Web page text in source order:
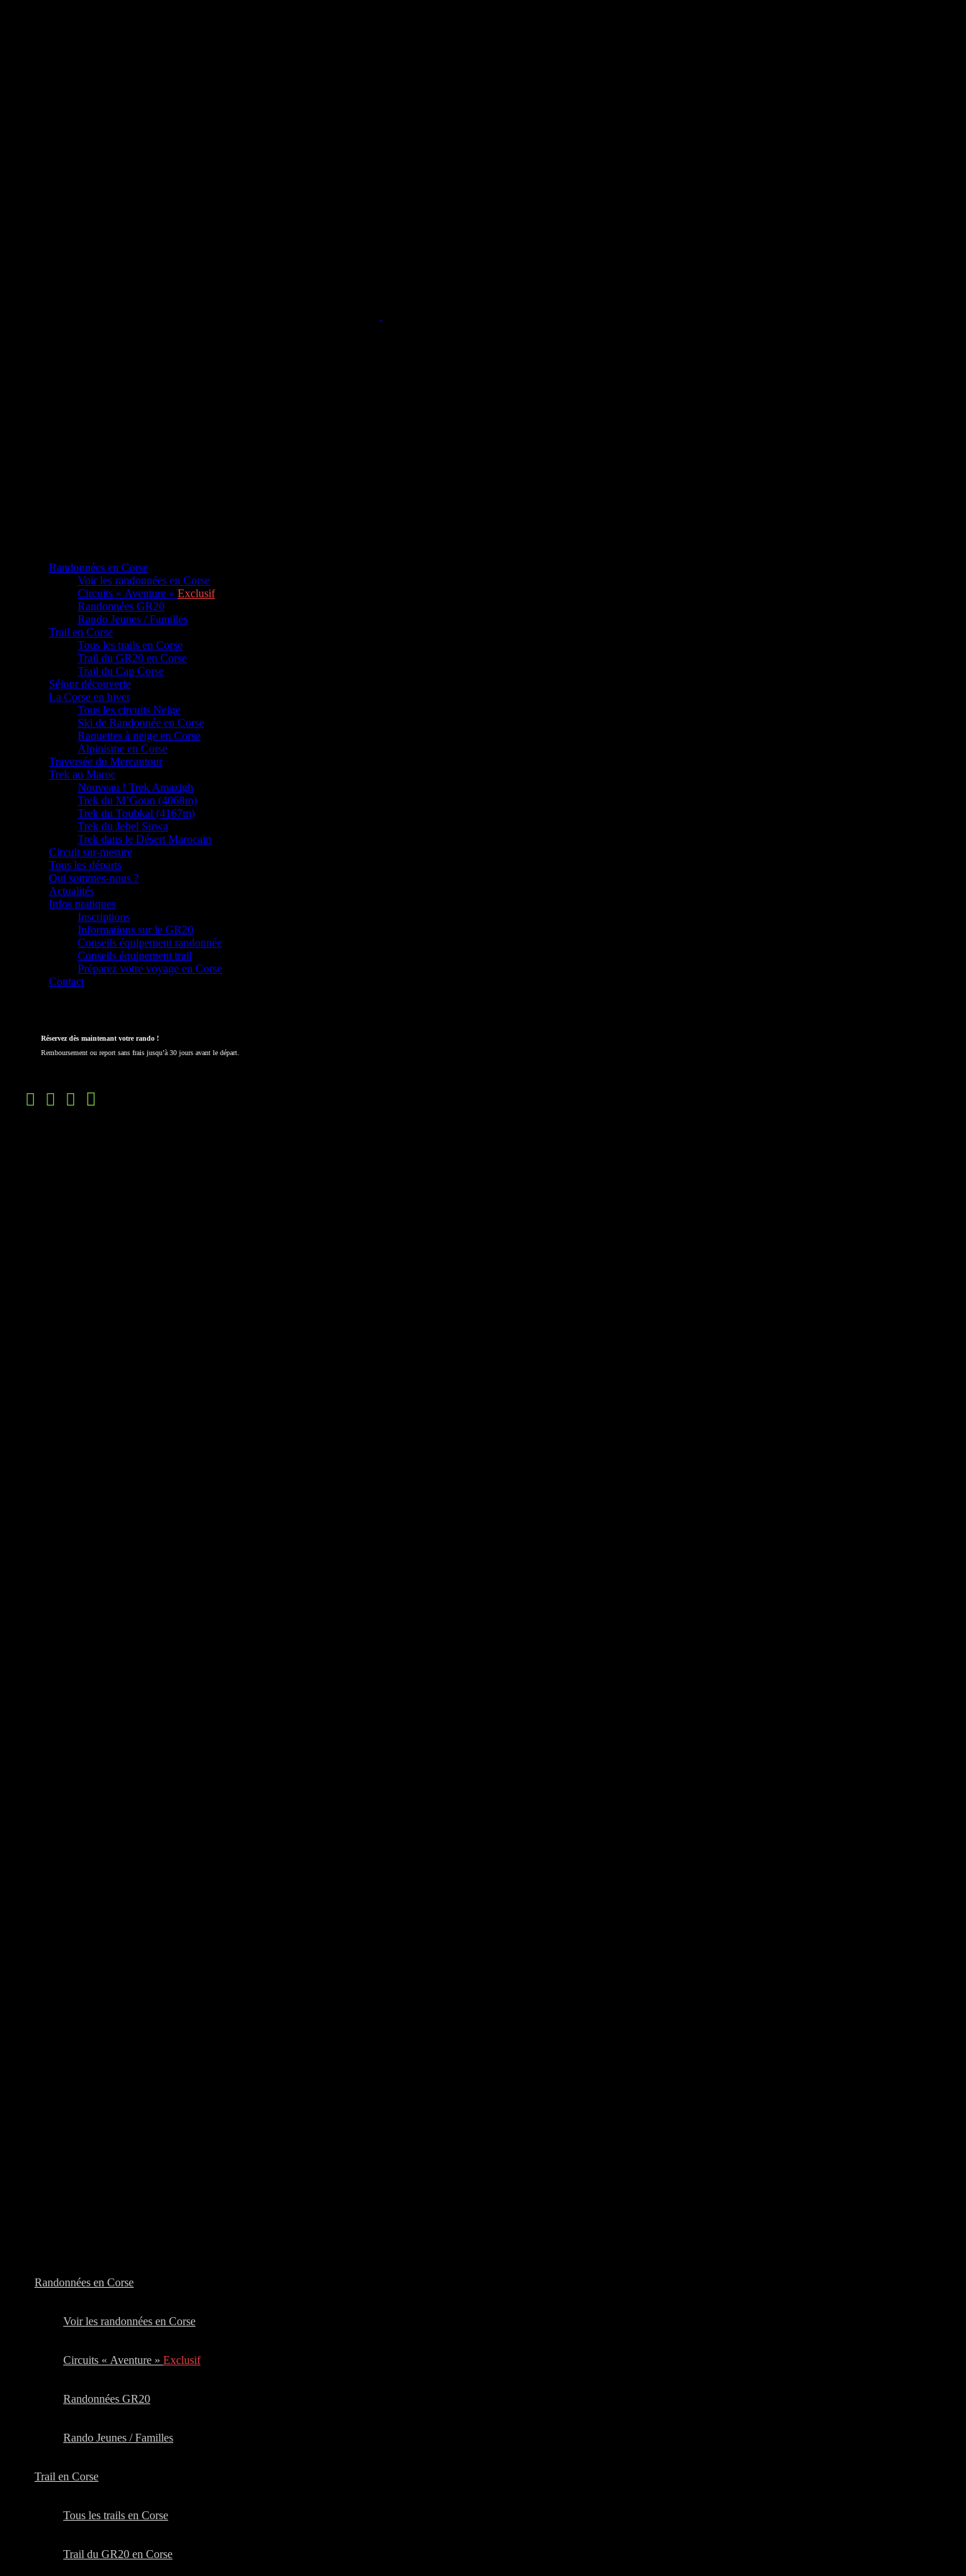
Randonnées en Corse
Voir les randonnées en Corse
Circuits « Aventure » Exclusif
Randonnées GR20
Rando Jeunes / Familles
Trail en Corse
Tous les trails en Corse
Trail du GR20 en Corse
Trail du Cap Corse
Séjour découverte
La Corse en hiver
Tous les circuits Neige
Ski de Randonnée en Corse
Raquettes à neige en Corse
Alpinisme en Corse
Traversée du Mercantour
Trek au Maroc
Nouveau ! Trek Amazigh
Trek du M’Goun (4068m)
Trek du Toubkal (4167m)
Trek du Jebel Sirwa
Trek dans le Désert Marocain
Circuit sur-mesure
Tous les départs
Qui sommes-nous ?
Actualités
Infos pratiques
Inscriptions
Informations sur le GR20
Conseils équipement randonnée
Conseils équipement trail
Préparez votre voyage en Corse
Contact
Réservez dès maintenant votre rando !
Remboursement ou report sans frais jusqu’à 30 jours avant le départ.
Randonnées en Corse
Voir les randonnées en Corse
Circuits « Aventure » Exclusif
Randonnées GR20
Rando Jeunes / Familles
Trail en Corse
Tous les trails en Corse
Trail du GR20 en Corse